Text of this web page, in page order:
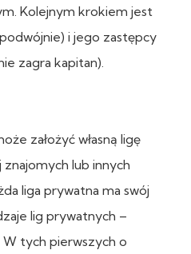
Kolejnym krokiem jest
i jego zastępcy
zagra kapitan).
założyć własną ligę
lub innych
liga prywatna ma swój
lig prywatnych –
tych pierwszych o